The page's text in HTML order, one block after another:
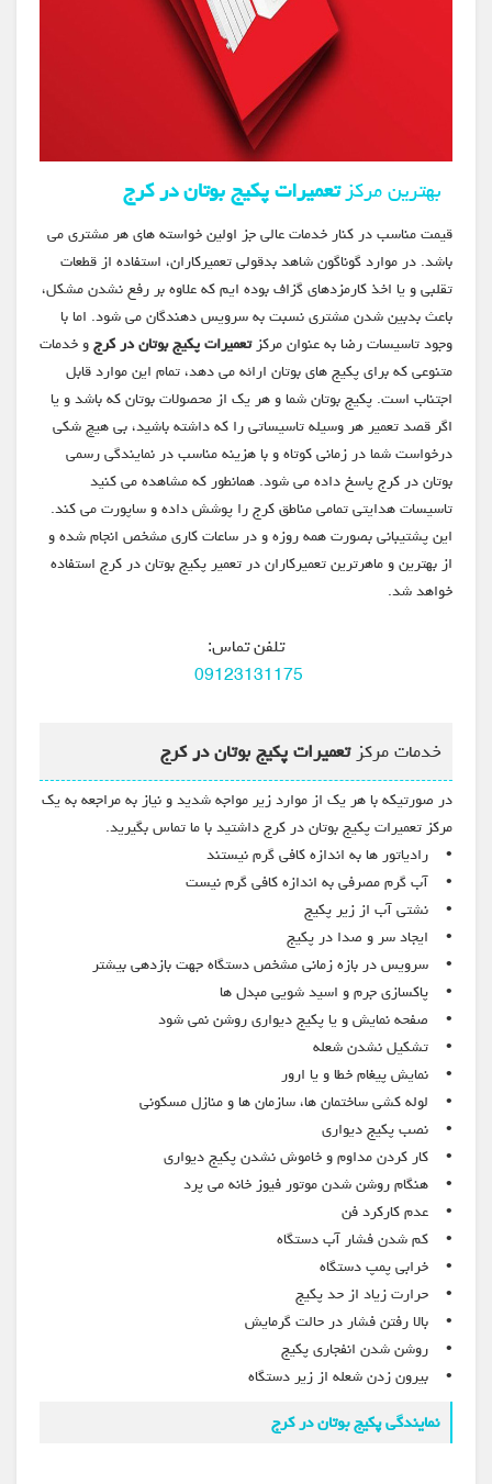
بهترین مرکزتعمیرات پکیج بوتان در کرج
قیمت مناسب در کنار خدمات عالی جز اولین خواسته های هر مشتری می
باشد. در موارد گوناگون شاهد بدقولی تعمیرکاران، استفاده از قطعات
تقلبی و یا اخذ کارمزدهای گزاف بوده ایم که علاوه بر رفع نشدن مشکل،
باعث بدبین شدن مشتری نسبت به سرویس دهندگان می شود. اما با
وجود تاسیسات رضا به عنوان مرکزتعمیرات پکیج بوتان در کرجو خدمات
متنوعی که برای پکیج های بوتان ارائه می دهد، تمام این موارد قابل
اجتناب است. پکیج بوتان شما و هر یک از محصولات بوتان که باشد و یا
اگر قصد تعمیر هر وسیله تاسیساتی را که داشته باشید، بی هیچ شکی
درخواست شما در زمانی کوتاه و با هزینه مناسب در نمایندگی رسمی
بوتان در کرج پاسخ داده می شود. همانطور که مشاهده می کنید
تاسیسات هدایتی تمامی مناطق کرج را پوشش داده و ساپورت می کند.
این پشتیبانی بصورت همه روزه و در ساعات کاری مشخص انجام شده و
از بهترین و ماهرترین تعمیرکاران در تعمیر پکیج بوتان در کرج استفاده
خواهد شد.
تلفن تماس:
09123131175
خدمات مرکز تعمیرات پکیج بوتان در کرج
در صورتیکه با هر یک از موارد زیر مواجه شدید و نیاز به مراجعه به یک
مرکز تعمیرات پکیج بوتان در کرج داشتید با ما تماس بگیرید.
• رادیاتور ها به اندازه کافی گرم نیستند
• آب گرم مصرفی به اندازه کافی گرم نیست
• نشتی آب از زیر پکیج
• ایجاد سر و صدا در پکیج
• سرویس در بازه زمانی مشخص دستگاه جهت بازدهی بیشتر
• پاکسازی جرم و اسید شویی مبدل ها
• صفحه نمایش و یا پکیج دیواری روشن نمی شود
• تشکیل نشدن شعله
• نمایش پیغام خطا و یا ارور
• لوله کشی ساختمان ها، سازمان ها و منازل مسکونی
• نصب پکیج دیواری
• کار کردن مداوم و خاموش نشدن پکیج دیواری
• هنگام روشن شدن موتور فیوز خانه می پرد
• عدم کارکرد فن
• کم شدن فشار آب دستگاه
• خرابی پمپ دستگاه
• حرارت زیاد از حد پکیج
• بالا رفتن فشار در حالت گرمایش
• روشن شدن انفجاری پکیج
• بیرون زدن شعله از زیر دستگاه
نمایندگی پکیج بوتان در کرج